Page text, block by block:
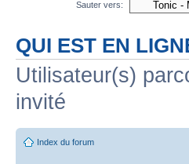
Sauter vers:
QUI EST EN
Utilisateur(s)
invité
Index du forum